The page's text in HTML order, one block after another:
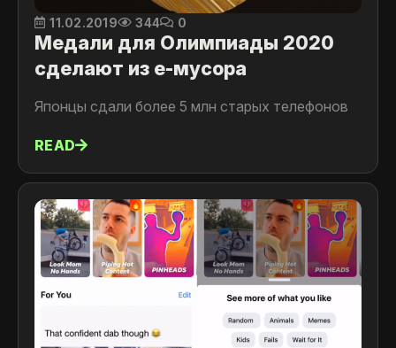
11.02.2019 344 0
Медали для Олимпиады 2020
сделают из e-мусора
Японцы сдали более 5 млн старых телефонов
READ